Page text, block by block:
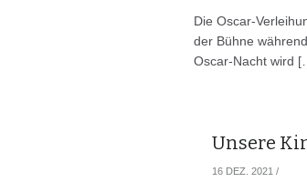
Die Oscar-
der Bühne
Oscar-Nacht wird
Unsere
16 DEZ. 2021 /